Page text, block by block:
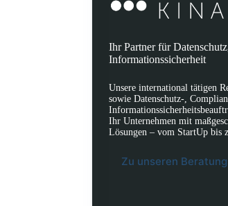
Ihr Partner für
Informationssicherheit
Unsere international tätigen
sowie Datenschutz-,
Ihr Unternehmen mit
Lösungen – vom StartUp bis
Zu unseren